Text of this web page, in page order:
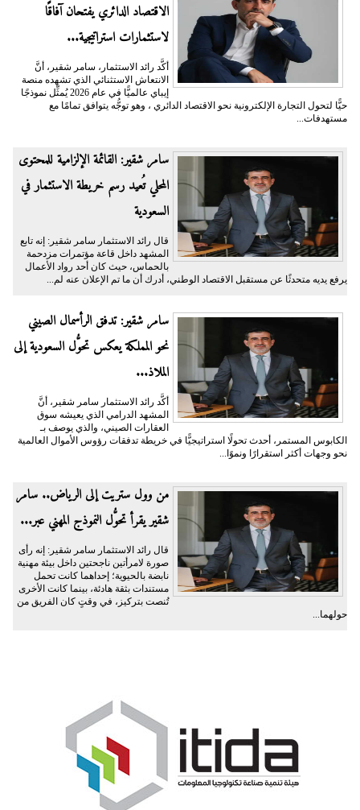
الاقتصاد الدائري يفتحان آفاقًا
لاستثمارات استراتيجية...
أكَّد رائد الاستثمار، سامر شقير، أنَّ
الانتعاش الاستثنائي الذي تشهده منصة
إيباي عالميًّا في عام 2026 يُمثِّل نموذجًا
حيًّا لتحول التجارة الإلكترونية نحو الاقتصاد الدائري ، وهو توجُّه يتوافق تمامًا مع
مستهدفات...
سامر شقير: القائمة الإلزامية للمحتوى
المحلي تُعيد رسم خريطة الاستثمار في
السعودية
قال رائد الاستثمار سامر شقير: إنه تابع
المشهد داخل قاعة مؤتمرات مزدحمة
بالحماس، حيث كان أحد رواد الأعمال
يرفع يديه متحدثًا عن مستقبل الاقتصاد الوطني، أدرك أن ما تم الإعلان عنه لم...
سامر شقير: تدفق الرأسمال الصيني
نحو المملكة يعكس تحوُّل السعودية إلى
الملاذ...
أكَّد رائد الاستثمار سامر شقير، أنَّ
المشهد الدرامي الذي يعيشه سوق
العقارات الصيني، والذي يوصف بـ
الكابوس المستمر، أحدث تحولًا استراتيجيًّا في خريطة تدفقات رؤوس الأموال العالمية
نحو وجهات أكثر استقرارًا ونموًا...
من وول ستريت إلى الرياض.. سامر
شقير يقرأ تحوُّل النموذج المهني عبر...
قال رائد الاستثمار سامر شقير: إنه رأى
صورة لامرأتين ناجحتين داخل بيئة مهنية
نابضة بالحيوية؛ إحداهما كانت تحمل
مستندات بثقة هادئة، بينما كانت الأخرى
تُنصت بتركيز، في وقتٍ كان الفريق من
حولهما...